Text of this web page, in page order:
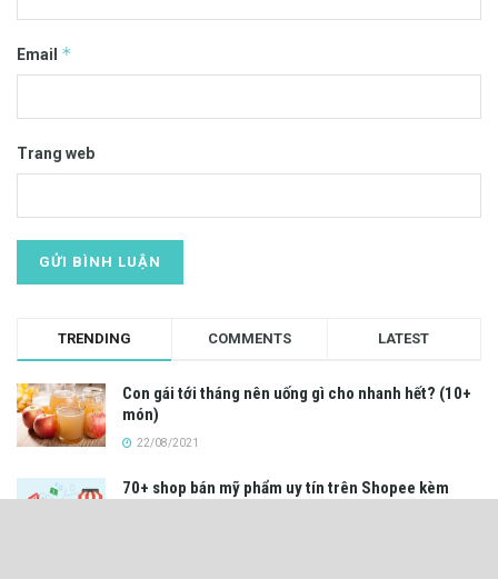
Email *
Trang web
TRENDING COMMENTS LATEST
Con gái tới tháng nên uống gì cho nhanh hết? (10+
món)
22/08/2021
70+ shop bán mỹ phẩm uy tín trên Shopee kèm